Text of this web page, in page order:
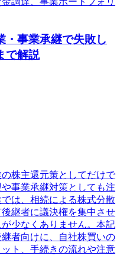
・事業承継で失敗し
で解説
株主還元策としてだけで
事業承継対策としても注
は、相続による株式分散
継者に議決権を集中させ
少なくありません。本記
者向けに、自社株買いの
ト、手続きの流れや注意